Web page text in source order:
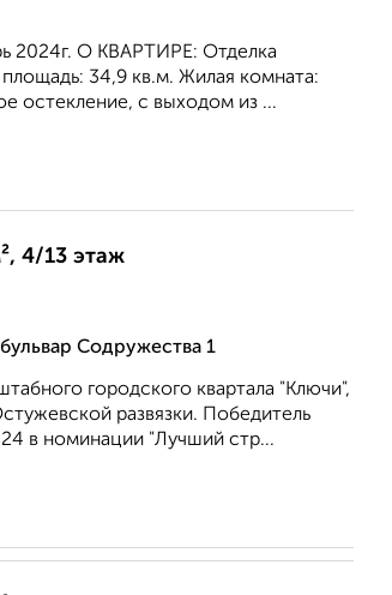
2024г. О КВАРТИРЕ: Отделка
34,9 кв.м. Жилая комната:
остекление, с выходом из ...
4/13 этаж
Содружества 1
городского квартала "Ключи",
развязки. Победитель
в номинации "Лучший стр...